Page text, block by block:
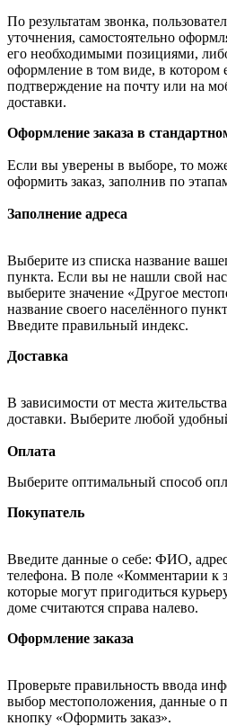
По результатам звонка,
уточнения, самостоятельно
его необходимыми позициями,
оформление в том виде, в котором
подтверждение на почту или на
доставки.
Оформление заказа в
Если вы уверены в выборе, то
оформить заказ, заполнив по
Заполнение адреса
Выберите из списка название
пункта. Если вы не нашли свой
выберите значение «Другое
название своего населённого
Введите правильный индекс.
Доставка
В зависимости от места
доставки. Выберите любой
Оплата
Выберите оптимальный способ
Покупатель
Введите данные о себе: ФИО,
телефона. В поле «Комментарии к
которые могут пригодиться
доме считаются справа налево.
Оформление заказа
Проверьте правильность ввода
выбор местоположения, данные о
кнопку «Оформить заказ».